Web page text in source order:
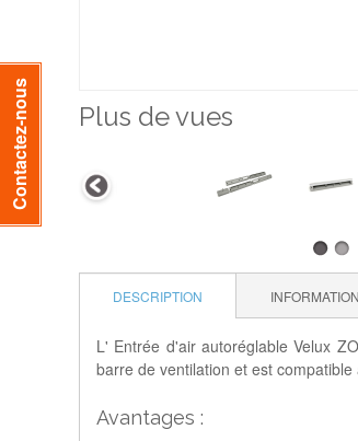
Plus de vues
DESCRIPTION
L' Entrée d'air autoréglable Velux
barre de ventilation et est
Avantages :
Contactez-nous